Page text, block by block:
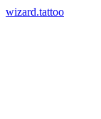
wizard.tattoo